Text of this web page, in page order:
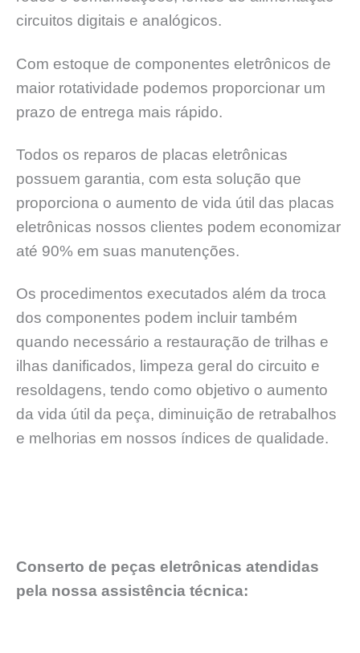
circuitos digitais e analógicos.
Com estoque de componentes eletrônicos de
maior rotatividade podemos proporcionar um
prazo de entrega mais rápido.
Todos os reparos de placas eletrônicas
possuem garantia, com esta solução que
proporciona o aumento de vida útil das placas
eletrônicas nossos clientes podem economizar
até 90% em suas manutenções.
Os procedimentos executados além da troca
dos componentes podem incluir também
quando necessário a restauração de trilhas e
ilhas danificados, limpeza geral do circuito e
resoldagens, tendo como objetivo o aumento
da vida útil da peça, diminuição de retrabalhos
e melhorias em nossos índices de qualidade.
Conserto de peças eletrônicas atendidas
pela nossa assistência técnica: